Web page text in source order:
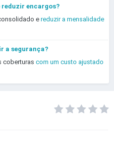
reduzir encargos?
e reduzir a mensalidade
a segurança?
coberturas com um custo ajustado